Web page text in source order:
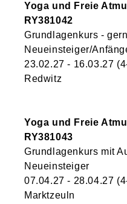
Yoga und Freie
RY381042
Grundlagenkurs -
Neueinsteiger/
23.02.27 - 16.03.27
Redwitz
Yoga und Freie
RY381043
Grundlagenkurs mit
Neueinsteiger
07.04.27 - 28.04.27
Marktzeuln